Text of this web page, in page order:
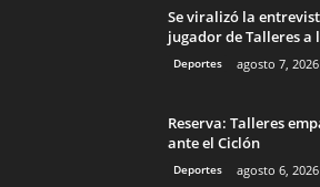
Se viralizó la
jugador de Talleres a
Deportes agosto 7, 2026
Reserva: Talleres
ante el Ciclón
Deportes agosto 6, 2026